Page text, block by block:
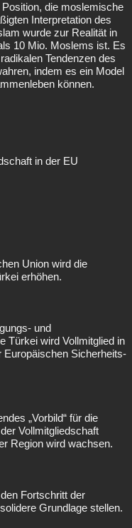
die moslemische
Interpretation des
wurde zur Realität in
10 Mio. Moslems ist. Es
Tendenzen des
indem es ein Model
können.
in der EU
Union wird die
erhöhen.
und
Türkei wird Vollmitglied in
Europäischen Sicherheits-
„Vorbild“ für die
Vollmitgliedschaft
Region wird wachsen.
Fortschritt der
Grundlage stellen.